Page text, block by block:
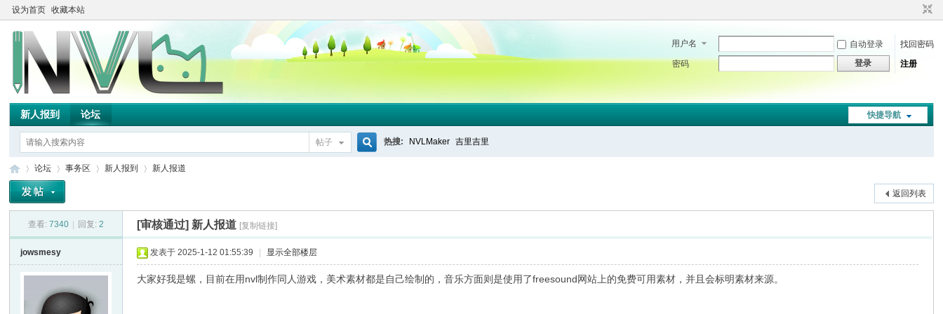
设为首页 收藏本站
用户名 自动登录
找回密码
密码
登录 注册
快捷导航
新人报到 论坛
帖子 热搜: NVLMaker 吉里吉里
论坛
›
事务区
›
新人报到
›
新人报道
返回列表
查看: 7340 回复: 2 [审核通过] 新人报道 [复制链接]
jowsmesy 发表于 2025-1-12 01:55:39 显示全部楼层
大家好我是螺，目前在用nvl制作同人游戏，美术素材都是自己绘制的，音乐方面则是使用了freesound网站上的免费可用素材，并且会标明素材来源。